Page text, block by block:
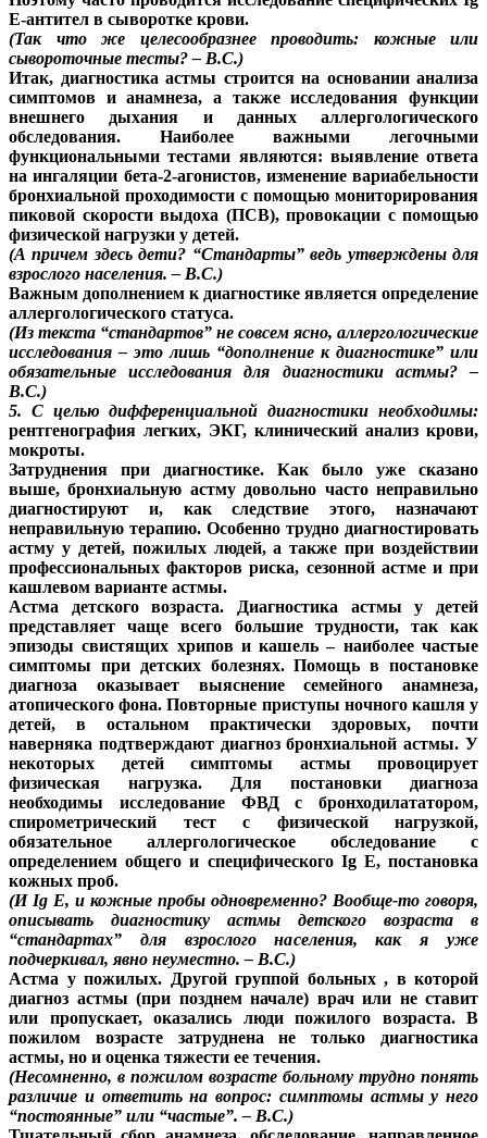
Е-антител в сыворотке крови.
(Так что же целесообразнее проводить: кожные или
сывороточные тесты? – В.С.)
Итак, диагностика астмы строится на основании анализа
симптомов и анамнеза, а также исследования функции
внешнего дыхания и данных аллергологического
обследования. Наиболее важными легочными
функциональными тестами являются: выявление ответа
на ингаляции бета-2-агонистов, изменение вариабельности
бронхиальной проходимости с помощью мониторирования
пиковой скорости выдоха (ПСВ), провокации с помощью
физической нагрузки у детей.
(А причем здесь дети? “Стандарты” ведь утверждены для
взрослого населения. – В.С.)
Важным дополнением к диагностике является определение
аллергологического статуса.
(Из текста “стандартов” не совсем ясно, аллергологические
исследования – это лишь “дополнение к диагностике” или
обязательные исследования для диагностики астмы? –
В.С.)
5. С целью дифференциальной диагностики необходимы:
рентгенография легких, ЭКГ, клинический анализ крови,
мокроты.
Затруднения при диагностике. Как было уже сказано
выше, бронхиальную астму довольно часто неправильно
диагностируют и, как следствие этого, назначают
неправильную терапию. Особенно трудно диагностировать
астму у детей, пожилых людей, а также при воздействии
профессиональных факторов риска, сезонной астме и при
кашлевом варианте астмы.
Астма детского возраста. Диагностика астмы у детей
представляет чаще всего большие трудности, так как
эпизоды свистящих хрипов и кашель – наиболее частые
симптомы при детских болезнях. Помощь в постановке
диагноза оказывает выяснение семейного анамнеза,
атопического фона. Повторные приступы ночного кашля у
детей, в остальном практически здоровых, почти
наверняка подтверждают диагноз бронхиальной астмы. У
некоторых детей симптомы астмы провоцирует
физическая нагрузка. Для постановки диагноза
необходимы исследование ФВД с бронходилататором,
спирометрический тест с физической нагрузкой,
обязательное аллергологическое обследование с
определением общего и специфического Ig Е, постановка
кожных проб.
(И Ig E, и кожные пробы одновременно? Вообще-то говоря,
описывать диагностику астмы детского возраста в
“стандартах” для взрослого населения, как я уже
подчеркивал, явно неуместно. – В.С.)
Астма у пожилых. Другой группой больных , в которой
диагноз астмы (при позднем начале) врач или не ставит
или пропускает, оказались люди пожилого возраста. В
пожилом возрасте затруднена не только диагностика
астмы, но и оценка тяжести ее течения.
(Несомненно, в пожилом возрасте больному трудно понять
различие и ответить на вопрос: симптомы астмы у него
“постоянные” или “частые”. – В.С.)